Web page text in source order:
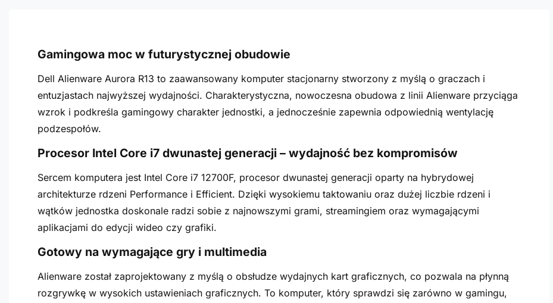
Gamingowa moc w futurystycznej obudowie
Dell Alienware Aurora R13 to zaawansowany komputer stacjonarny stworzony z myślą o graczach i
entuzjastach najwyższej wydajności. Charakterystyczna, nowoczesna obudowa z linii Alienware przyciąga
wzrok i podkreśla gamingowy charakter jednostki, a jednocześnie zapewnia odpowiednią wentylację
podzespołów.
Procesor Intel Core i7 dwunastej generacji – wydajność bez kompromisów
Sercem komputera jest Intel Core i7 12700F, procesor dwunastej generacji oparty na hybrydowej
architekturze rdzeni Performance i Efficient. Dzięki wysokiemu taktowaniu oraz dużej liczbie rdzeni i
wątków jednostka doskonale radzi sobie z najnowszymi grami, streamingiem oraz wymagającymi
aplikacjami do edycji wideo czy grafiki.
Gotowy na wymagające gry i multimedia
Alienware został zaprojektowany z myślą o obsłudze wydajnych kart graficznych, co pozwala na płynną
rozgrywkę w wysokich ustawieniach graficznych. To komputer, który sprawdzi się zarówno w gamingu,